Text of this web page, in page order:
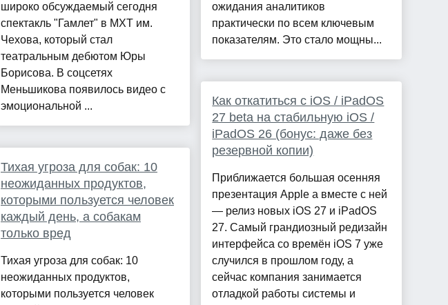
широко обсуждаемый сегодня
спектакль "Гамлет" в МХТ им.
Чехова, который стал
театральным дебютом Юры
Борисова. В соцсетях
Меньшикова появилось видео с
эмоциональной ...
Тихая угроза для собак: 10
неожиданных продуктов,
которыми пользуется человек
каждый день, а собакам
только вред
Тихая угроза для собак: 10
неожиданных продуктов,
которыми пользуется человек
ожидания аналитиков
практически по всем ключевым
показателям. Это стало мощны...
Как откатиться с iOS / iPadOS
27 beta на стабильную iOS /
iPadOS 26 (бонус: даже без
резервной копии)
Приближается большая осенняя
презентация Apple а вместе с ней
— релиз новых iOS 27 и iPadOS
27. Самый грандиозный редизайн
интерфейса со времён iOS 7 уже
случился в прошлом году, а
сейчас компания занимается
отладкой работы системы и